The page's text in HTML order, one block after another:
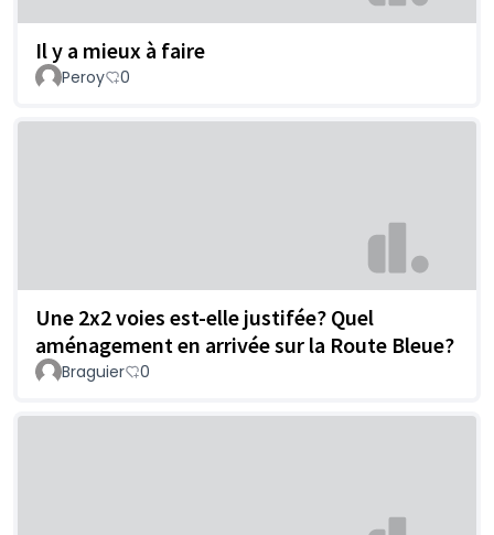
Il y a mieux à faire
Peroy 0
Une 2x2 voies est-elle justifée? Quel
aménagement en arrivée sur la Route Bleue?
Braguier 0